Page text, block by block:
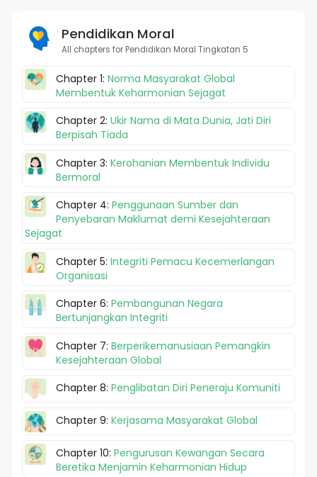
Pendidikan Moral
All chapters for Pendidikan Moral Tingkatan 5
Chapter 1:Norma Masyarakat Global
Membentuk Keharmonian Sejagat
Chapter 2:Ukir Nama di Mata Dunia, Jati Diri
Berpisah Tiada
Chapter 3:Kerohanian Membentuk Individu
Bermoral
Chapter 4:Penggunaan Sumber dan
Penyebaran Maklumat demi Kesejahteraan
Sejagat
Chapter 5:Integriti Pemacu Kecemerlangan
Organisasi
Chapter 6:Pembangunan Negara
Bertunjangkan Integriti
Chapter 7:Berperikemanusiaan Pemangkin
Kesejahteraan Global
Chapter 8:Penglibatan Diri Peneraju Komuniti
Chapter 9:Kerjasama Masyarakat Global
Chapter 10:Pengurusan Kewangan Secara
Beretika Menjamin Keharmonian Hidup